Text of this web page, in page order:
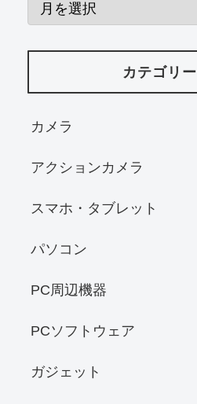
カテゴリー
カメラ
アクションカメラ
スマホ・タブレット
パソコン
PC周辺機器
PCソフトウェア
ガジェット